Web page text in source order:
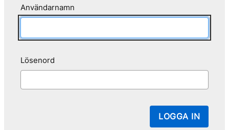
Användarnamn
Lösenord
LOGGA IN